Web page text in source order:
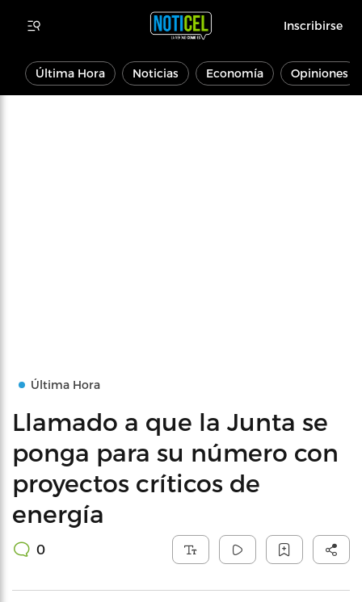
Inscribirse
Última Hora Noticias Economía Opiniones
Última Hora
Llamado a que la Junta se
ponga para su número con
proyectos críticos de
energía
0